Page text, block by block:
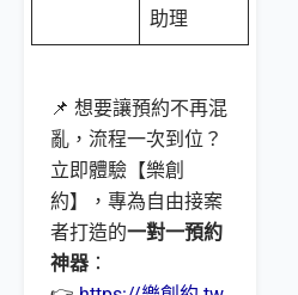
助理
📌 想要讓預約不再混
亂，流程一次到位？
立即體驗【樂創
約】，專為自由接案
者打造的一對一預約
神器：